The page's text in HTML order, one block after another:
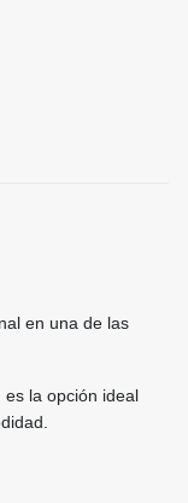
en una de las
es la opción ideal